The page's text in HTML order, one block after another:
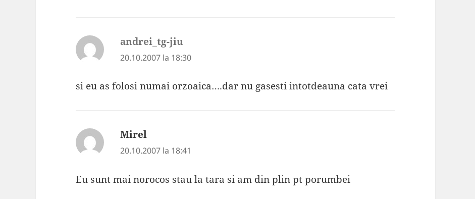
andrei_tg-jiu
20.10.2007 la 18:30
si eu as folosi numai orzoaica….dar nu gasesti intotdeauna cata vrei
Mirel
20.10.2007 la 18:41
Eu sunt mai norocos stau la tara si am din plin pt porumbei